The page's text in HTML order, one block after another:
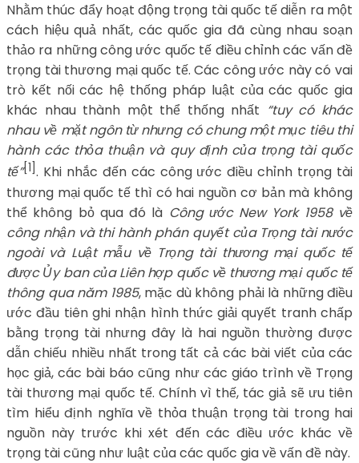
Nhằm thúc đẩy hoạt động trọng tài quốc tế diễn ra một
cách hiệu quả nhất, các quốc gia đã cùng nhau soạn
thảo ra những công ước quốc tế điều chỉnh các vấn đề
trọng tài thương mại quốc tế. Các công ước này có vai
trò kết nối các hệ thống pháp luật của các quốc gia
khác nhau thành một thể thống nhất “tuy có khác
nhau về mặt ngôn từ nhưng có chung một mục tiêu thi
hành các thỏa thuận và quy định của trọng tài quốc
tế”[1] . Khi nhắc đến các công ước điều chỉnh trọng tài
thương mại quốc tế thì có hai nguồn cơ bản mà không
thể không bỏ qua đó là Công ước New York 1958 về
công nhận và thi hành phán quyết của Trọng tài nước
ngoài và Luật mẫu về Trọng tài thương mại quốc tế
được Ủy ban của Liên hợp quốc về thương mại quốc tế
thông qua năm 1985, mặc dù không phải là những điều
ước đầu tiên ghi nhận hình thức giải quyết tranh chấp
bằng trọng tài nhưng đây là hai nguồn thường được
dẫn chiếu nhiều nhất trong tất cả các bài viết của các
học giả, các bài báo cũng như các giáo trình về Trọng
tài thương mại quốc tế. Chính vì thế, tác giả sẽ ưu tiên
tìm hiểu định nghĩa về thỏa thuận trọng tài trong hai
nguồn này trước khi xét đến các điều ước khác về
trọng tài cũng như luật của các quốc gia về vấn đề này.